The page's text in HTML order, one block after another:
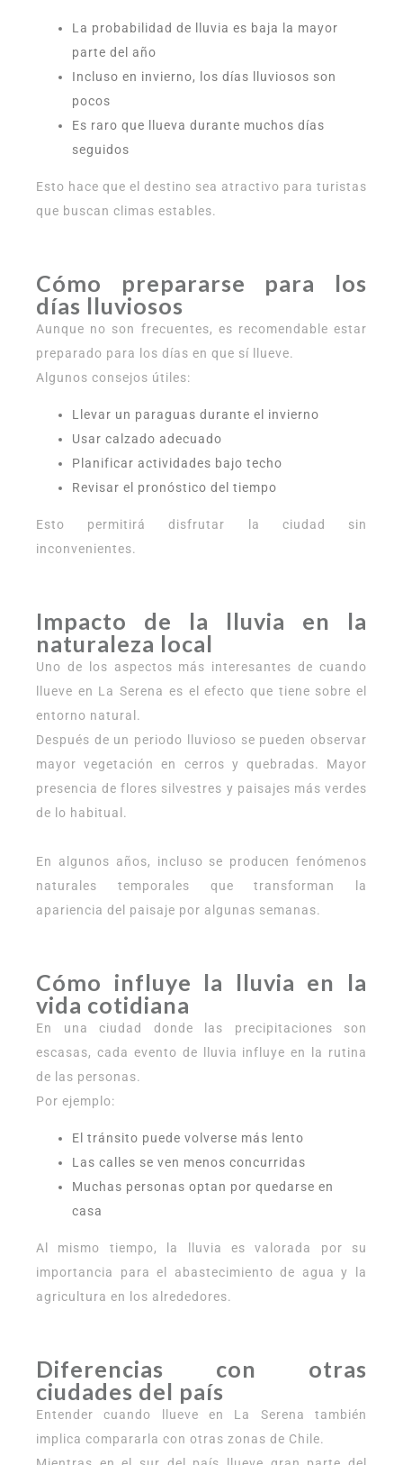
La probabilidad de lluvia es baja la mayor
parte del año
Incluso en invierno, los días lluviosos son
pocos
Es raro que llueva durante muchos días
seguidos
Esto hace que el destino sea atractivo para turistas
que buscan climas estables.
Cómo prepararse para los
días lluviosos
Aunque no son frecuentes, es recomendable estar
preparado para los días en que sí llueve.
Algunos consejos útiles:
Llevar un paraguas durante el invierno
Usar calzado adecuado
Planificar actividades bajo techo
Revisar el pronóstico del tiempo
Esto permitirá disfrutar la ciudad sin
inconvenientes.
Impacto de la lluvia en la
naturaleza local
Uno de los aspectos más interesantes de cuando
llueve en La Serena es el efecto que tiene sobre el
entorno natural.
Después de un periodo lluvioso se pueden observar
mayor vegetación en cerros y quebradas. Mayor
presencia de flores silvestres y paisajes más verdes
de lo habitual.
En algunos años, incluso se producen fenómenos
naturales temporales que transforman la
apariencia del paisaje por algunas semanas.
Cómo influye la lluvia en la
vida cotidiana
En una ciudad donde las precipitaciones son
escasas, cada evento de lluvia influye en la rutina
de las personas.
Por ejemplo:
El tránsito puede volverse más lento
Las calles se ven menos concurridas
Muchas personas optan por quedarse en
casa
Al mismo tiempo, la lluvia es valorada por su
importancia para el abastecimiento de agua y la
agricultura en los alrededores.
Diferencias con otras
ciudades del país
Entender cuando llueve en La Serena también
implica compararla con otras zonas de Chile.